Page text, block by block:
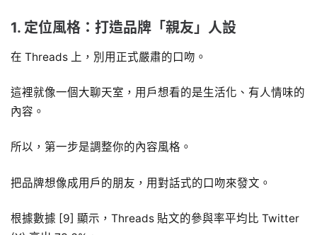
1. 定位風格：打造品牌「親友」人設
在 Threads 上，別用正式嚴肅的口吻。
這裡就像一個大聊天室，用戶想看的是生活化、有人情味的
內容。
所以，第一步是調整你的內容風格。
把品牌想像成用戶的朋友，用對話式的口吻來發文。
根據數據 [9] 顯示，Threads 貼文的參與率平均比 Twitter